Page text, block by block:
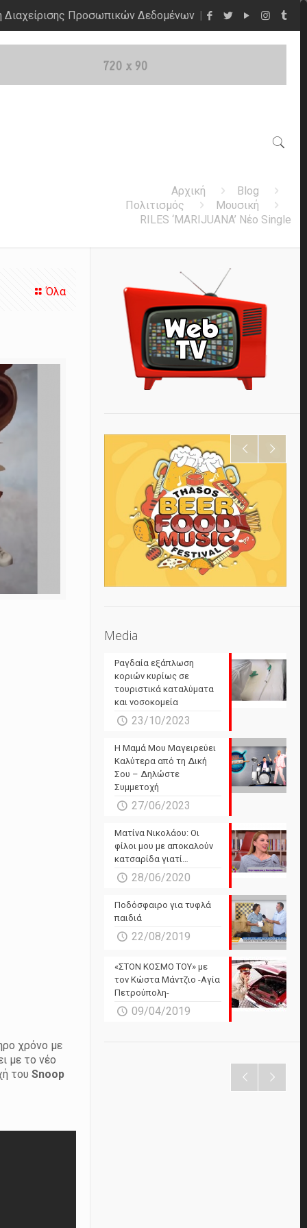
Διαχείρισης Προσωπικών Δεδομένων
Αρχική
Blog
Πολιτισμός
Μουσική
RILES ‘MARIJUANA’ Νέο Single
Όλα
χρόνο με
με το νέο
τουSnoop
Media
Ραγδαία εξάπλωση
κοριών κυρίως σε
τουριστικά καταλύματα
και νοσοκομεία
23/10/2023
Η Μαμά Μου Μαγειρεύει
Καλύτερα από τη Δική
Σου – Δηλώστε
Συμμετοχή
27/06/2023
Ματίνα Νικολάου: Οι
φίλοι μου με αποκαλούν
κατσαρίδα γιατί…
28/06/2020
Ποδόσφαιρο για τυφλά
παιδιά
22/08/2019
«ΣΤΟΝ ΚΟΣΜΟ ΤΟΥ» με
τον Κώστα Μάντζιο -Αγία
Πετρούπολη-
09/04/2019